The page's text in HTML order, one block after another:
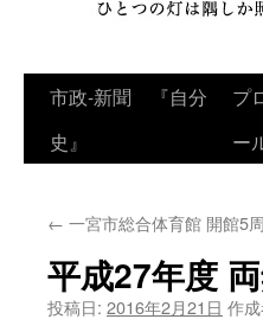
コ
ン
ツ
へ
市政‐新聞 『自分
史』
プ
ー
← 一宮市総合体育館 開館5
平成27年度
投稿日: 2016年2月21日 作